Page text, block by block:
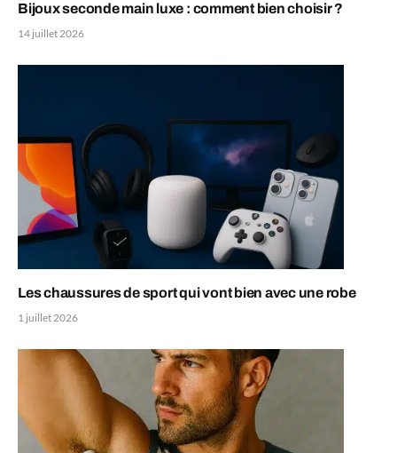
Bijoux seconde main luxe : comment bien choisir ?
14 juillet 2026
Les chaussures de sport qui vont bien avec une robe
1 juillet 2026